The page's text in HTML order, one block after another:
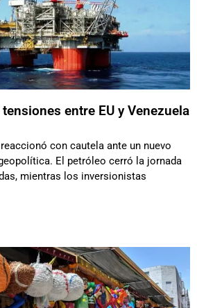
entre EU y Venezuela
con cautela ante un nuevo
El petróleo cerró la jornada
mientras los inversionistas